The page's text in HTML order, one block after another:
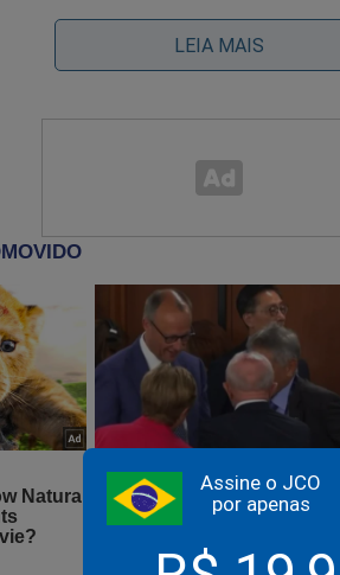
Assine o JCO
por apenas
preso acho que já podemos
de propinas, sítios, triplex,
de refinarias enferrujada e,
uma coragem inigualável,
e faz revelações chocantes
LEIA MAIS